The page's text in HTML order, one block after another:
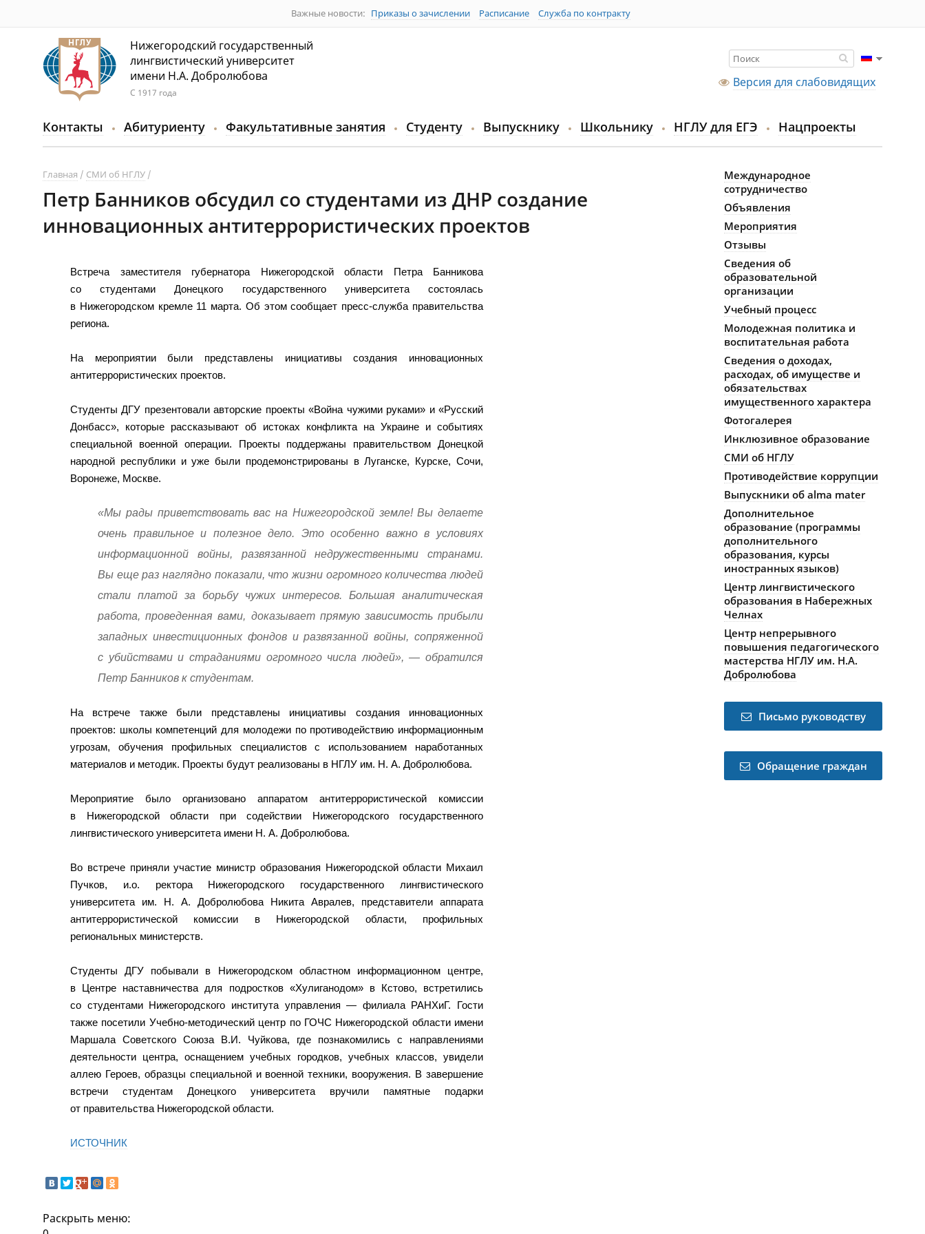
Важные новости: Приказы о зачислении Расписание Служба по контракту
Нижегородский государственный
лингвистический университет
имени Н.А. Добролюбова
С 1917 года
Версия для слабовидящих
Контакты Абитуриенту Факультативные занятия Студенту Выпускнику Школьнику НГЛУ для ЕГЭ Нацпроекты
Главная СМИ об НГЛУ
Петр Банников обсудил со студентами из ДНР создание
инновационных антитеррористических проектов
Встреча заместителя губернатора Нижегородской области Петра Банникова
со студентами Донецкого государственного университета состоялась
в Нижегородском кремле 11 марта. Об этом сообщает пресс-служба правительства
региона.
На мероприятии были представлены инициативы создания инновационных
антитеррористических проектов.
Студенты ДГУ презентовали авторские проекты «Война чужими руками» и «Русский
Донбасс», которые рассказывают об истоках конфликта на Украине и событиях
специальной военной операции. Проекты поддержаны правительством Донецкой
народной республики и уже были продемонстрированы в Луганске, Курске, Сочи,
Воронеже, Москве.
«Мы рады приветствовать вас на Нижегородской земле! Вы делаете
очень правильное и полезное дело. Это особенно важно в условиях
информационной войны, развязанной недружественными странами.
Вы еще раз наглядно показали, что жизни огромного количества людей
стали платой за борьбу чужих интересов. Большая аналитическая
работа, проведенная вами, доказывает прямую зависимость прибыли
западных инвестиционных фондов и развязанной войны, сопряженной
с убийствами и страданиями огромного числа людей», — обратился
Петр Банников к студентам.
На встрече также были представлены инициативы создания инновационных
проектов: школы компетенций для молодежи по противодействию информационным
угрозам, обучения профильных специалистов с использованием наработанных
материалов и методик. Проекты будут реализованы в НГЛУ им. Н. А. Добролюбова.
Мероприятие было организовано аппаратом антитеррористической комиссии
в Нижегородской области при содействии Нижегородского государственного
лингвистического университета имени Н. А. Добролюбова.
Во встрече приняли участие министр образования Нижегородской области Михаил
Пучков, и.о. ректора Нижегородского государственного лингвистического
университета им. Н. А. Добролюбова Никита Авралев, представители аппарата
антитеррористической комиссии в Нижегородской области, профильных
региональных министерств.
Студенты ДГУ побывали в Нижегородском областном информационном центре,
в Центре наставничества для подростков «Хулиганодом» в Кстово, встретились
со студентами Нижегородского института управления — филиала РАНХиГ. Гости
также посетили Учебно-методический центр по ГОЧС Нижегородской области имени
Маршала Советского Союза В.И. Чуйкова, где познакомились с направлениями
деятельности центра, оснащением учебных городков, учебных классов, увидели
аллею Героев, образцы специальной и военной техники, вооружения. В завершение
встречи студентам Донецкого университета вручили памятные подарки
от правительства Нижегородской области.
ИСТОЧНИК
Раскрыть меню:
Международное
сотрудничество
Объявления
Мероприятия
Отзывы
Сведения об
образовательной
организации
Учебный процесс
Молодежная политика и
воспитательная работа
Сведения о доходах,
расходах, об имуществе и
обязательствах
имущественного характера
Фотогалерея
Инклюзивное образование
СМИ об НГЛУ
Противодействие коррупции
Выпускники об alma mater
Дополнительное
образование (программы
дополнительного
образования, курсы
иностранных языков)
Центр лингвистического
образования в Набережных
Челнах
Центр непрерывного
повышения педагогического
мастерства НГЛУ им. Н.А.
Добролюбова
Письмо руководству
Обращение граждан